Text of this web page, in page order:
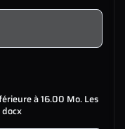
à 16.00 Mo. Les